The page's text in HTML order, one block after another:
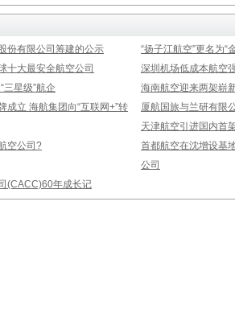
份有限公司筹建的公示
“扬子江航空”更名为“
十大最安全航空公司
深圳机场低成本航空
三星级”航企
海南航空迎来两架崭
成立 海航集团向“互联网+”转
厦航国旅与兰研有限
天津航空引进国内首
空公司?
首都航空在沈增设基
公司
(CACC)60年成长记